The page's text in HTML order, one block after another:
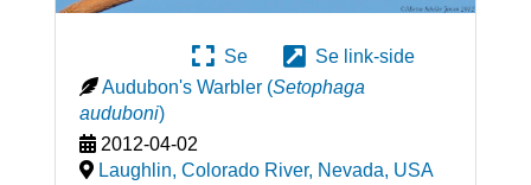
Se
Se link-side
Audubon's Warbler (Setophaga
auduboni)
2012-04-02
Laughlin, Colorado River, Nevada, USA